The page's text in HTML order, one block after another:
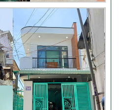
Video đánh giá của khách
hàng anh Hào Quận Gò Vấp-
Xây nhà trọn gói
VIDEO đánh giá của khách
hàng xây nhà trọn gói tại TP